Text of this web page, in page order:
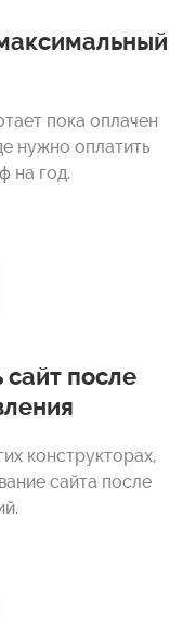
пока оплачен
нужно оплатить
на год.
после
конструкторах,
сайта после